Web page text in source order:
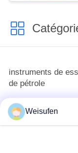
instruments de
de pétrole
Weisufen